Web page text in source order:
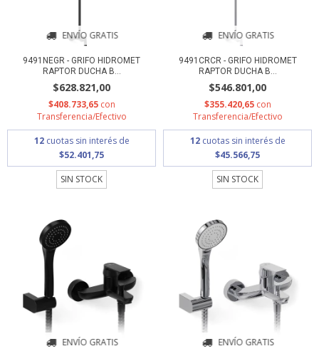
ENVÍO GRATIS
9491NEGR - GRIFO HIDROMET
RAPTOR DUCHA B...
$628.821,00
$408.733,65 con
Transferencia/Efectivo
12 cuotas sin interés de
$52.401,75
SIN STOCK
ENVÍO GRATIS
9491CRCR - GRIFO HIDROMET
RAPTOR DUCHA B...
$546.801,00
$355.420,65 con
Transferencia/Efectivo
12 cuotas sin interés de
$45.566,75
SIN STOCK
ENVÍO GRATIS ENVÍO GRATIS